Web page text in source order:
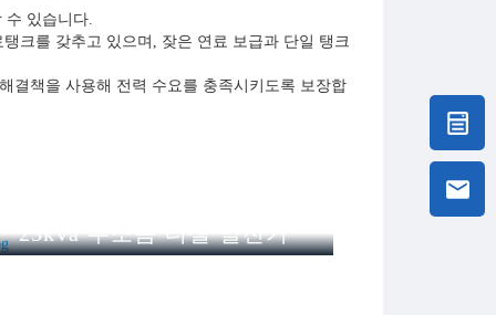
있습니다.
크를 갖추고 있으며, 잦은 연료 보급과 단일 탱크
결책을 사용해 전력 수요를 충족시키도록 보장합
트도 예외는 아닙니다. 내구성이 뛰어나며 혹독한
25kva 무소음 디젤 발전기